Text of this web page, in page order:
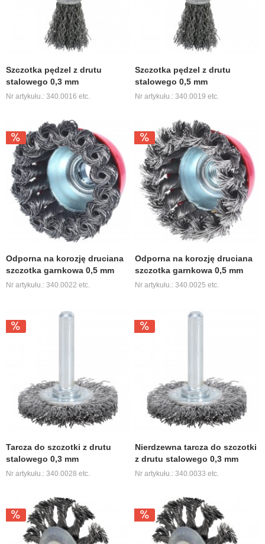
Szczotka pędzel z drutu
stalowego 0,3 mm
Nr artykułu.: 340.0016 etc.
Szczotka pędzel z drutu
stalowego 0,5 mm
Nr artykułu.: 340.0019 etc.
Odporna na korozję druciana
szczotka garnkowa 0,5 mm
Nr artykułu.: 340.0022 etc.
Odporna na korozję druciana
szczotka garnkowa 0,5 mm
Nr artykułu.: 340.0025 etc.
Tarcza do szczotki z drutu
stalowego 0,3 mm
Nr artykułu.: 340.0028 etc.
Nierdzewna tarcza do szczotki
z drutu stalowego 0,3 mm
Nr artykułu.: 340.0033 etc.